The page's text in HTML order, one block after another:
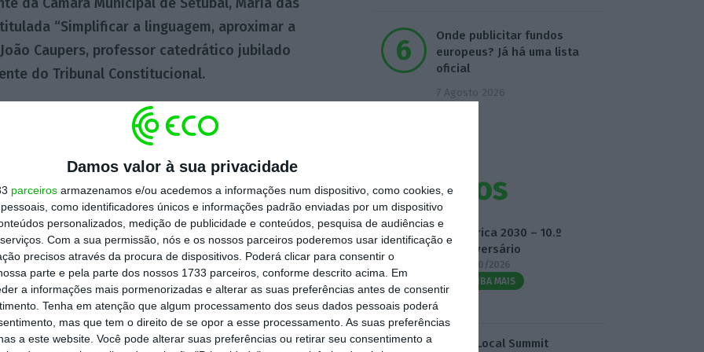
Damos valor à sua privacidade
parceiros armazenamos e/ou acedemos a informações num dispositivo, como cookies, e
como identificadores únicos e informações padrão enviadas por um dispositivo
personalizados, medição de publicidade e conteúdos, pesquisa de audiências e
Com a sua permissão, nós e os nossos parceiros poderemos usar identificação e
precisos através da procura de dispositivos. Poderá clicar para consentir o
parte e pela parte dos nossos 1733 parceiros, conforme descrito acima. Em
a informações mais pormenorizadas e alterar as suas preferências antes de consentir
Tenha em atenção que algum processamento dos seus dados pessoais poderá
mas que tem o direito de se opor a esse processamento. As suas preferências
a este website. Você pode alterar suas preferências ou retirar seu consentimento a
“Simplificar a linguagem, aproximar a
Caupers, professor catedrático jubilado
do Tribunal Constitucional.
a linguagem clara como instrumento de
os tribunais e os cidadãos. “Neste
MEENOS – Para uma linguagem clara
de Inspeção do CSM, que envolve
profissionais da comunicação. O projeto
na forma como a Justiça comunica,
rigorosa e acessível”, segundo
da transformação digital e da
Onde publicitar fundos
europeus? Já há uma lista
oficial
7 Agosto 2026
Eventos
Fábrica 2030 – 10.º
Aniversário
14/10/2026
SAIBA MAIS
3.º Local Summit